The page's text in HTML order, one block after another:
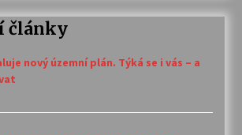
články
nový územní plán. Týká se i vás – a